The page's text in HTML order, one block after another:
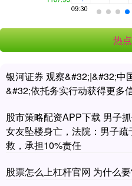
热
银河证券 观察&#32;|&#32;中
&#32;依托务实行动获得更多
股市策略配资APP下载 男子
女友坠楼身亡，法院：男子
救，承担10%责任
股票怎么上杠杆官网 为什么